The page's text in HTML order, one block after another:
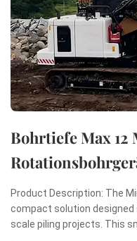
Bohrtiefe Max
Maschine
Product Description: The
compact solution
scale piling projects. This